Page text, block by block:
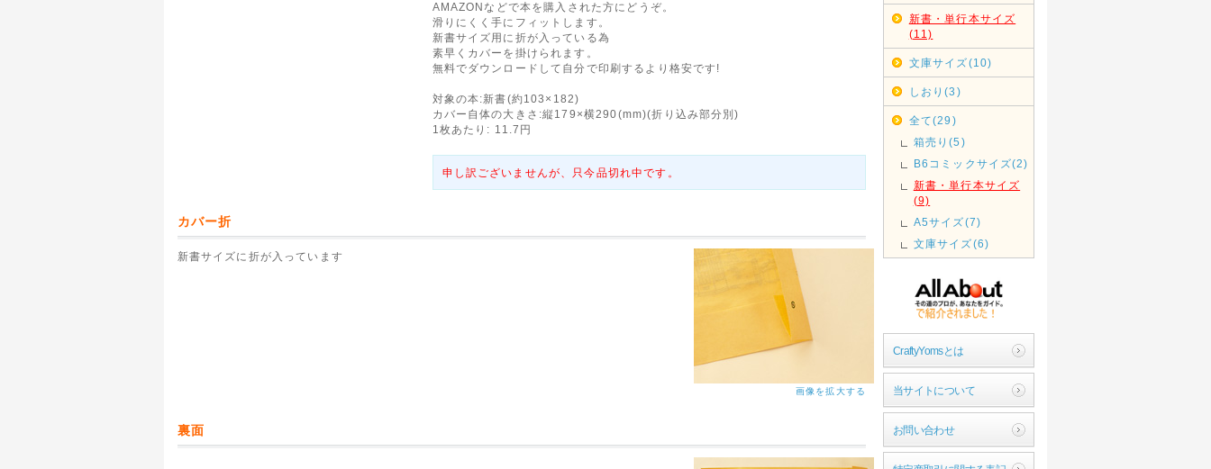
AMAZONなどで本を購入された方にどうぞ。
滑りにくく手にフィットします。
新書サイズ用に折が入っている為
素早くカバーを掛けられます。
無料でダウンロードして自分で印刷するより格安です!
対象の本:新書(約103×182)
カバー自体の大きさ:縦179×横290(mm)(折り込み部分別)
1枚あたり: 11.7円
申し訳ございませんが、只今品切れ中です。
カバー折
新書サイズに折が入っています
画像を拡大する
裏面
新書・単行本サイズ
(11)
文庫サイズ(10)
しおり(3)
全て(29)
箱売り(5)
B6コミックサイズ(2)
新書・単行本サイズ
(9)
A5サイズ(7)
文庫サイズ(6)
CraftyYomsとは
当サイトについて
お問い合わせ